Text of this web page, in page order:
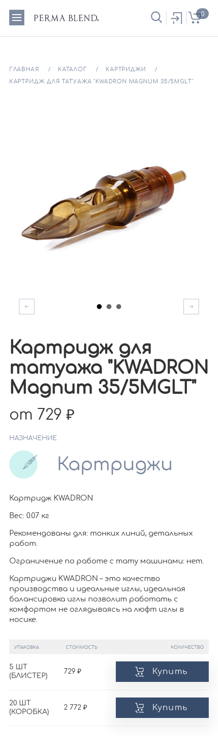
0
ГЛАВНАЯ КАТАЛОГ КАРТРИДЖИ
КАРТРИДЖ ДЛЯ ТАТУАЖА "KWADRON MAGNUM 35/5MGLT"
Картридж для
татуажа "KWADRON
Magnum 35/5MGLT"
от 729
НАЗНАЧЕНИЕ
Картриджи
Картридж KWADRON
Вес: 0.07 кг
Рекомендованы для: тонких линий, детальных
работ.
Ограничение по работе c тату машинами: нет.
Картриджи KWADRON – это качество
производства и идеальные иглы, идеальная
балансировка иглы позволит работать с
комфортом не оглядываясь на люфт иглы в
носике.
УПАКОВКА СТОИМОСТЬ КОЛИЧЕСТВО
5 ШТ
(БЛИСТЕР)
729 Купить
20 ШТ
(КОРОБКА)
2 772 Купить